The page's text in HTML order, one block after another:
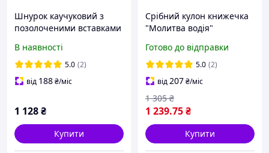
Шнурок каучуковий з
позолоченими вставками
В наявності
5.0 (2)
від 188₴/міс
1 128₴
Купити
Срібний кулон книжечка
"Молитва водія"
Готово до відправки
5.0 (2)
від207₴/міс
1 239.75₴
1 305 ₴
Купити